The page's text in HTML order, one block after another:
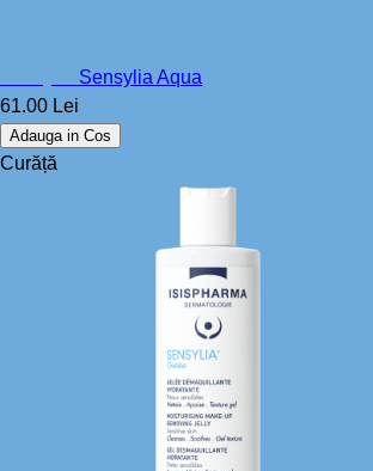
Sensylia Aqua
61.00 Lei
Adauga in Cos
Curăță